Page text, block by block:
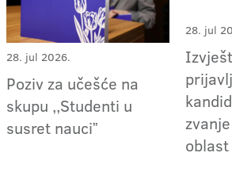
28. jul 2026.
Poziv za učešće na
skupu ,,Studenti u
susret nauciˮ
28. jul